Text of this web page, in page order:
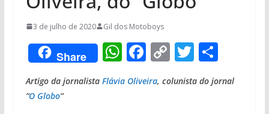
3 de julho de 2020 Gil dos Motoboys
Share W
at
F
ac
e
C
o
p
T
w
itt
S
ar
Artigo da jornalista Flávia Oliveira, colunista do jornal
“O Globo“